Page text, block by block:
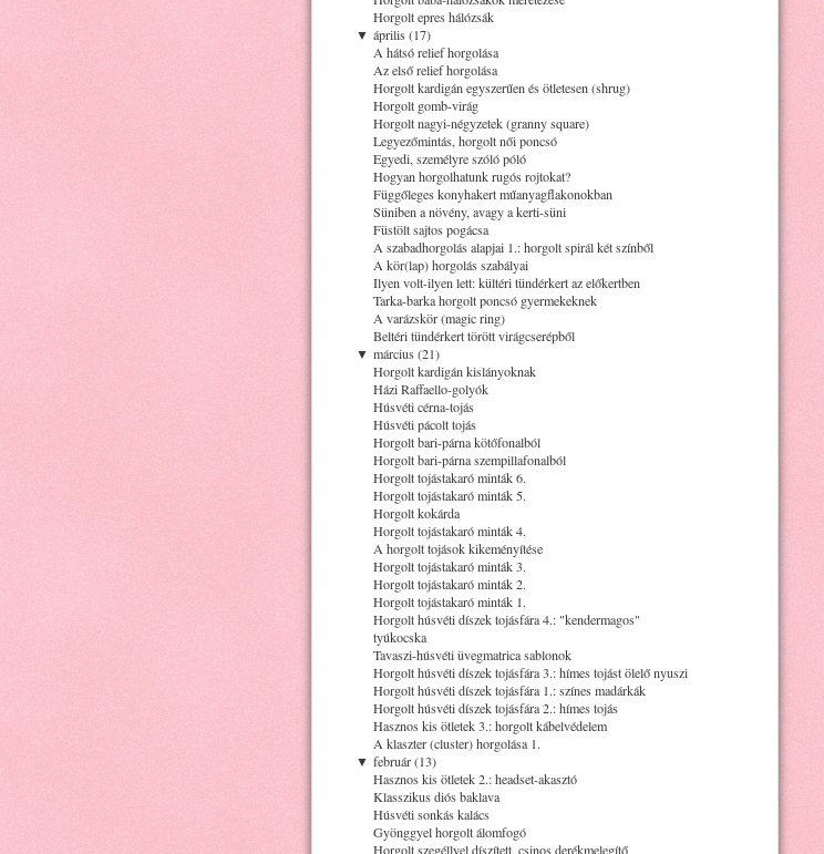
Horgolt epres hálózsák
▼ április (17)
A hátsó relief horgolása
Az első relief horgolása
Horgolt kardigán egyszerűen és ötletesen (shrug)
Horgolt gomb-virág
Horgolt nagyi-négyzetek (granny square)
Legyezőmintás, horgolt női poncsó
Egyedi, személyre szóló póló
Hogyan horgolhatunk rugós rojtokat?
Függőleges konyhakert műanyagflakonokban
Süniben a növény, avagy a kerti-süni
Füstölt sajtos pogácsa
A szabadhorgolás alapjai 1.: horgolt spirál két színből
A kör(lap) horgolás szabályai
Ilyen volt-ilyen lett: kültéri tündérkert az előkertben
Tarka-barka horgolt poncsó gyermekeknek
A varázskör (magic ring)
Beltéri tündérkert törött virágcserépből
▼ március (21)
Horgolt kardigán kislányoknak
Házi Raffaello-golyók
Húsvéti cérna-tojás
Húsvéti pácolt tojás
Horgolt bari-párna kötőfonalból
Horgolt bari-párna szempillafonalból
Horgolt tojástakaró minták 6.
Horgolt tojástakaró minták 5.
Horgolt kokárda
Horgolt tojástakaró minták 4.
A horgolt tojások kikeményítése
Horgolt tojástakaró minták 3.
Horgolt tojástakaró minták 2.
Horgolt tojástakaró minták 1.
Horgolt húsvéti díszek tojásfára 4.: "kendermagos"
tyúkocska
Tavaszi-húsvéti üvegmatrica sablonok
Horgolt húsvéti díszek tojásfára 3.: hímes tojást ölelő nyuszi
Horgolt húsvéti díszek tojásfára 1.: színes madárkák
Horgolt húsvéti díszek tojásfára 2.: hímes tojás
Hasznos kis ötletek 3.: horgolt kábelvédelem
A klaszter (cluster) horgolása 1.
▼ február (13)
Hasznos kis ötletek 2.: headset-akasztó
Klasszikus diós baklava
Húsvéti sonkás kalács
Gyönggyel horgolt álomfogó
Horgolt szegéllyel díszített, csinos derékmelegítő